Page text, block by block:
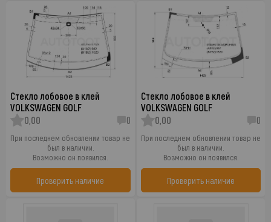
Стекло лобовое в клей
VOLKSWAGEN GOLF
0,00
0
При последнем обновлении товар не
был в наличии.
Возможно он появился.
Проверить наличие
Стекло лобовое в клей
VOLKSWAGEN GOLF
0,00
0
При последнем обновлении товар не
был в наличии.
Возможно он появился.
Проверить наличие